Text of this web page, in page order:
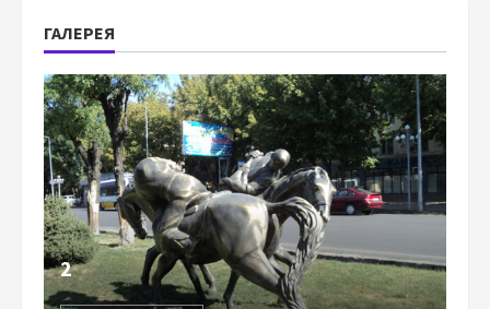
ГАЛЕРЕЯ
2